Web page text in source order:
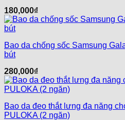
180,000₫
Bao da chống sốc Samsung
bút
280,000₫
Bao da đeo thắt lưng đa năng
PULOKA (2 ngăn)